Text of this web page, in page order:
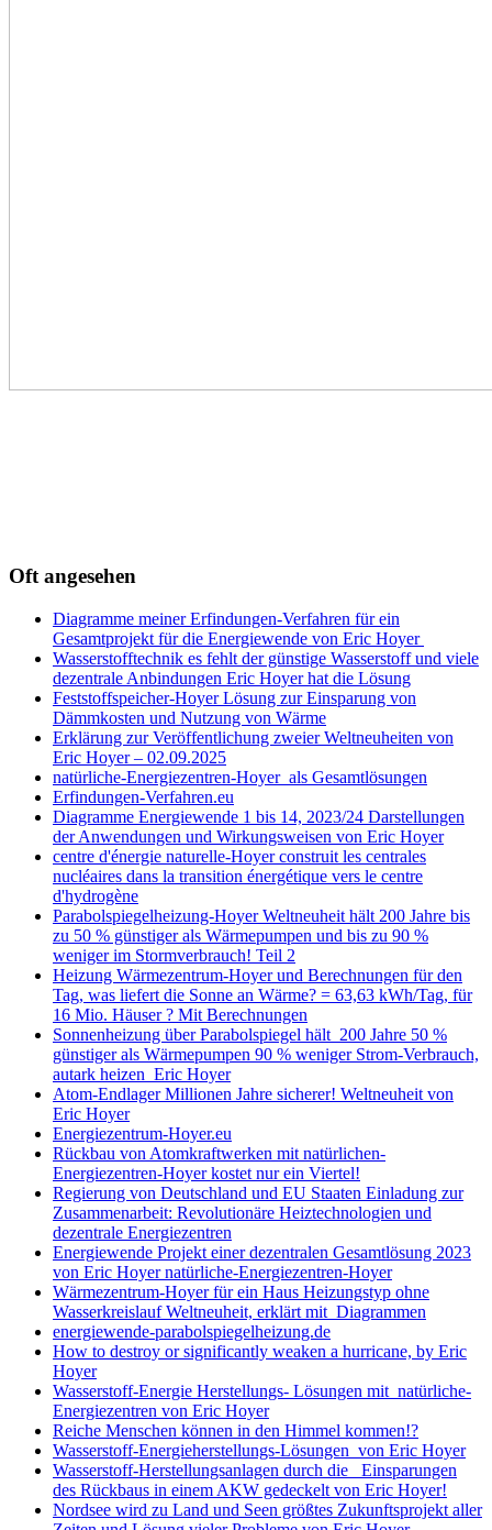
Oft angesehen
Diagramme meiner Erfindungen-Verfahren für ein
Gesamtprojekt für die Energiewende von Eric Hoyer
Wasserstofftechnik es fehlt der günstige Wasserstoff und viele
dezentrale Anbindungen Eric Hoyer hat die Lösung
Feststoffspeicher-Hoyer Lösung zur Einsparung von
Dämmkosten und Nutzung von Wärme
Erklärung zur Veröffentlichung zweier Weltneuheiten von
Eric Hoyer – 02.09.2025
natürliche-Energiezentren-Hoyer als Gesamtlösungen
Erfindungen-Verfahren.eu
Diagramme Energiewende 1 bis 14, 2023/24 Darstellungen
der Anwendungen und Wirkungsweisen von Eric Hoyer
centre d'énergie naturelle-Hoyer construit les centrales
nucléaires dans la transition énergétique vers le centre
d'hydrogène
Parabolspiegelheizung-Hoyer Weltneuheit hält 200 Jahre bis
zu 50 % günstiger als Wärmepumpen und bis zu 90 %
weniger im Stormverbrauch! Teil 2
Heizung Wärmezentrum-Hoyer und Berechnungen für den
Tag, was liefert die Sonne an Wärme? = 63,63 kWh/Tag, für
16 Mio. Häuser ? Mit Berechnungen
Sonnenheizung über Parabolspiegel hält 200 Jahre 50 %
günstiger als Wärmepumpen 90 % weniger Strom-Verbrauch,
autark heizen Eric Hoyer
Atom-Endlager Millionen Jahre sicherer! Weltneuheit von
Eric Hoyer
Energiezentrum-Hoyer.eu
Rückbau von Atomkraftwerken mit natürlichen-
Energiezentren-Hoyer kostet nur ein Viertel!
Regierung von Deutschland und EU Staaten Einladung zur
Zusammenarbeit: Revolutionäre Heiztechnologien und
dezentrale Energiezentren
Energiewende Projekt einer dezentralen Gesamtlösung 2023
von Eric Hoyer natürliche-Energiezentren-Hoyer
Wärmezentrum-Hoyer für ein Haus Heizungstyp ohne
Wasserkreislauf Weltneuheit, erklärt mit Diagrammen
energiewende-parabolspiegelheizung.de
How to destroy or significantly weaken a hurricane, by Eric
Hoyer
Wasserstoff-Energie Herstellungs- Lösungen mit natürliche-
Energiezentren von Eric Hoyer
Reiche Menschen können in den Himmel kommen!?
Wasserstoff-Energieherstellungs-Lösungen von Eric Hoyer
Wasserstoff-Herstellungsanlagen durch die Einsparungen
des Rückbaus in einem AKW gedeckelt von Eric Hoyer!
Nordsee wird zu Land und Seen größtes Zukunftsprojekt aller